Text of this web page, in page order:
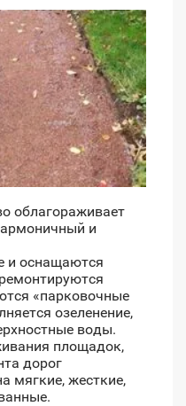
облагораживает
и
и оснащаются
«парковочные
озеленение,
воды.
площадок,
дорог
мягкие, жесткие,